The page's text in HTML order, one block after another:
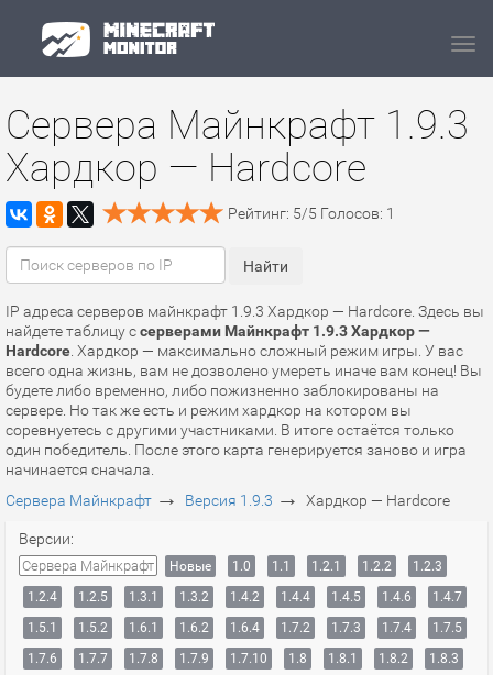
Сервера Майнкрафт 1.9.3
Хардкор — Hardcore
Рейтинг: 5/5 Голосов: 1
IP адреса серверов майнкрафт 1.9.3 Хардкор — Hardcore. Здесь вы
найдете таблицу ссерверами Майнкрафт 1.9.3 Хардкор —
Hardcore . Хардкор — максимально сложный режим игры. У вас
всего одна жизнь, вам не дозволено умереть иначе вам конец! Вы
будете либо временно, либо пожизненно заблокированы на
сервере. Но так же есть и режим хардкор на котором вы
соревнуетесь с другими участниками. В итоге остаётся только
один победитель. После этого карта генерируется заново и игра
начинается сначала.
Сервера Майнкрафт → Версия 1.9.3 → Хардкор — Hardcore
Версии:
Сервера Майнкрафт Новые 1.0 1.1 1.2.1 1.2.2
1.2.3
1.2.4
1.2.5 1.3.1 1.3.2 1.4.2 1.4.4 1.4.5 1.4.6
1.4.7
1.5.1
1.5.2 1.6.1 1.6.2 1.6.4 1.7.2 1.7.3 1.7.4
1.7.5
1.7.6
1.7.7 1.7.8 1.7.9 1.7.10 1.8 1.8.1 1.8.2
1.8.3